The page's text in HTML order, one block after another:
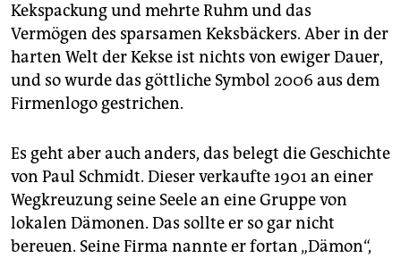
Kekspackung und mehrte Ruhm und das
Vermögen des sparsamen Keksbäckers. Aber in der
harten Welt der Kekse ist nichts von ewiger Dauer,
und so wurde das göttliche Symbol 2006 aus dem
Firmenlogo gestrichen.
Es geht aber auch anders, das belegt die Geschichte
von Paul Schmidt. Dieser verkaufte 1901 an einer
Wegkreuzung seine Seele an eine Gruppe von
lokalen Dämonen. Das sollte er so gar nicht
bereuen. Seine Firma nannte er fortan „Dämon“,